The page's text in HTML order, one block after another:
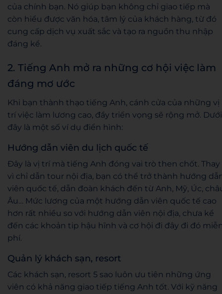
của chính bạn. Nó giúp bạn không chỉ giao tiếp mà
còn hiểu được văn hóa, tâm lý của khách hàng, từ đó
cung cấp dịch vụ xuất sắc và tạo ra nguồn thu nhập
đáng kể.
2. Tiếng Anh mở ra những cơ hội việc làm
đáng mơ ước
Khi bạn thành thạo tiếng Anh, cánh cửa của những vị
trí việc làm lương cao, đầy triển vọng sẽ rộng mở. Dưới
đây là một số ví dụ điển hình:
Hướng dẫn viên du lịch quốc tế
Đây là vị trí mà tiếng Anh đóng vai trò then chốt. Thay
vì chỉ dẫn tour nội địa, bạn có thể trở thành hướng
viên quốc tế, dẫn đoàn khách đến từ Anh, Mỹ, Úc,
Âu… Mức lương của một hướng dẫn viên quốc tế cao
hơn rất nhiều so với hướng dẫn viên nội địa, chưa kể
đến các khoản tip hậu hĩnh và cơ hội đi đây đi đó
phí.
Quản lý khách sạn, resort
Các khách sạn, resort 5 sao luôn ưu tiên những ứng
viên có khả năng giao tiếp tiếng Anh tốt. Với kỹ năng